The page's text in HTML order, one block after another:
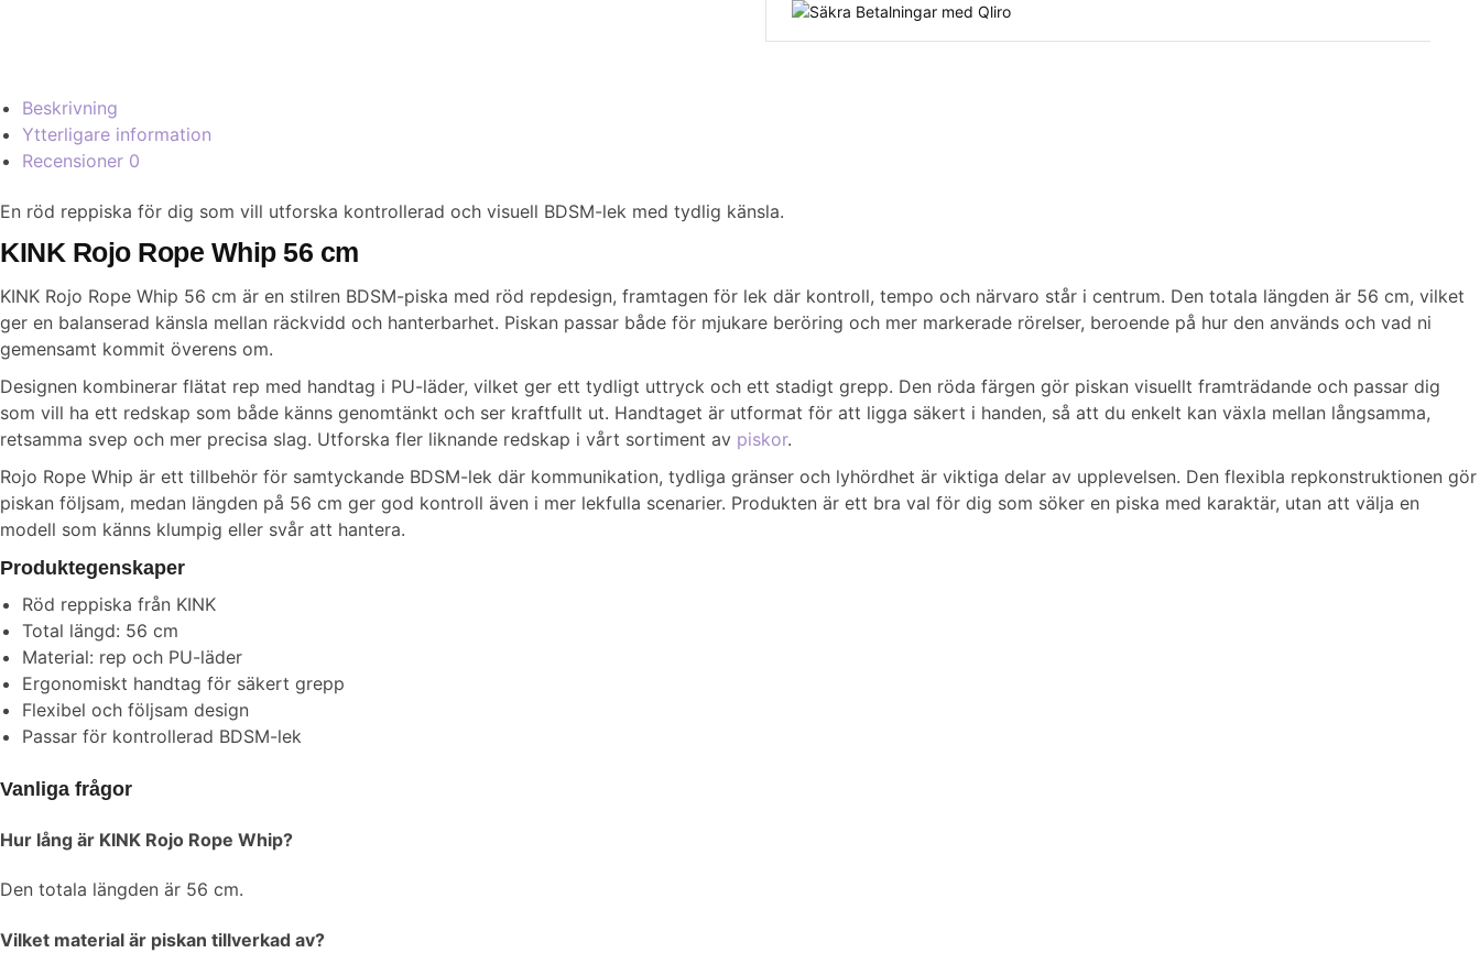
Beskrivning
Ytterligare information
Recensioner 0
En röd reppiska för dig som vill utforska kontrollerad och visuell BDSM-lek med tydlig känsla.
KINK Rojo Rope Whip 56 cm
KINK Rojo Rope Whip 56 cm är en stilren BDSM-piska med röd repdesign, framtagen för lek där kontroll, tempo och närvaro står i centrum. Den totala längden är 56 cm, vilket
ger en balanserad känsla mellan räckvidd och hanterbarhet. Piskan passar både för mjukare beröring och mer markerade rörelser, beroende på hur den används och vad ni
gemensamt kommit överens om.
Designen kombinerar flätat rep med handtag i PU-läder, vilket ger ett tydligt uttryck och ett stadigt grepp. Den röda färgen gör piskan visuellt framträdande och passar dig
som vill ha ett redskap som både känns genomtänkt och ser kraftfullt ut. Handtaget är utformat för att ligga säkert i handen, så att du enkelt kan växla mellan långsamma,
retsamma svep och mer precisa slag. Utforska fler liknande redskap i vårt sortiment av piskor.
Rojo Rope Whip är ett tillbehör för samtyckande BDSM-lek där kommunikation, tydliga gränser och lyhördhet är viktiga delar av upplevelsen. Den flexibla repkonstruktionen gör
piskan följsam, medan längden på 56 cm ger god kontroll även i mer lekfulla scenarier. Produkten är ett bra val för dig som söker en piska med karaktär, utan att välja en
modell som känns klumpig eller svår att hantera.
Produktegenskaper
Röd reppiska från KINK
Total längd: 56 cm
Material: rep och PU-läder
Ergonomiskt handtag för säkert grepp
Flexibel och följsam design
Passar för kontrollerad BDSM-lek
Vanliga frågor
Hur lång är KINK Rojo Rope Whip?
Den totala längden är 56 cm.
Vilket material är piskan tillverkad av?